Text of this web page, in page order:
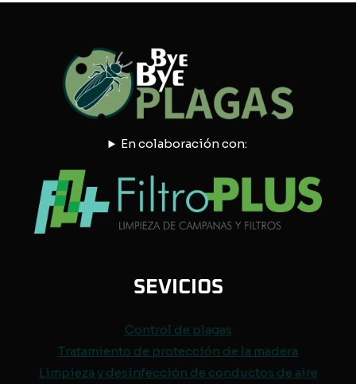
En colaboración con:
SEVICIOS
Control de plagas
Tratamiento de protección de la madera
Limpieza y desinfección de conductos de aire